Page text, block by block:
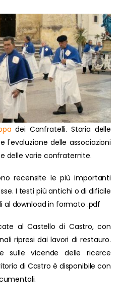
dei Confratelli. Storia delle
l'evoluzione delle associazioni
delle varie confraternite.
recensite le più importanti
I testi più antichi o di dificile
al download in formato .pdf
al Castello di Castro, con
ripresi dai lavori di restauro.
sulle vicende delle ricerce
di Castro è disponibile con